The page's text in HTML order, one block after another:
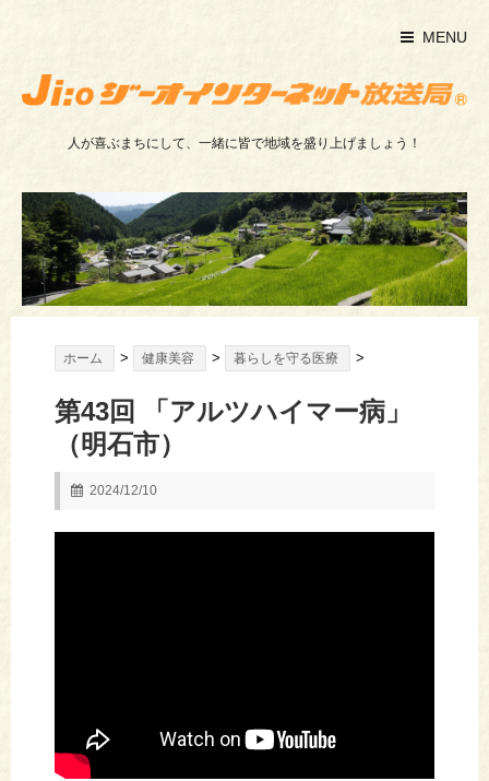
MENU
人が喜ぶまちにして、一緒に皆で地域を盛り上げましょう！
ホーム > 健康美容 > 暮らしを守る医療 >
第43回 「アルツハイマー病」
（明石市）
2024/12/10